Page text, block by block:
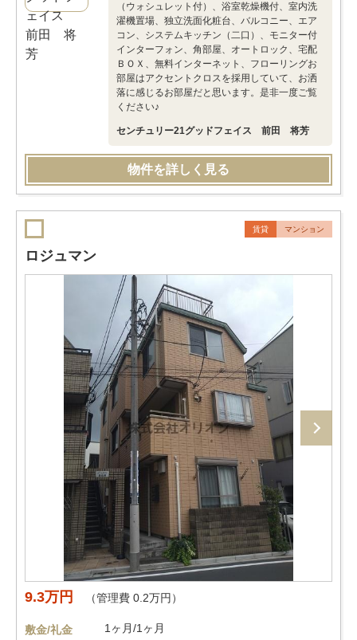
（ウォシュレット付）、浴室乾燥機付、室内洗
濯機置場、独立洗面化粧台、バルコニー、エア
コン、システムキッチン（二口）、モニター付
インターフォン、角部屋、オートロック、宅配
ＢＯＸ、無料インターネット、フローリングお
部屋はアクセントクロスを採用していて、お洒
落に感じるお部屋だと思います。是非一度ご覧
ください♪
センチュリー21グッドフェイス 前田 将芳
物件を詳しく見る
賃貸 マンション
ロジュマン
9.3万円 （管理費 0.2万円）
敷金/礼金
1ヶ月/1ヶ月